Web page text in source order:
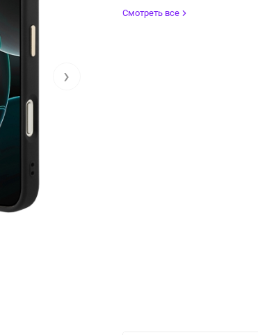
›
Смотреть все